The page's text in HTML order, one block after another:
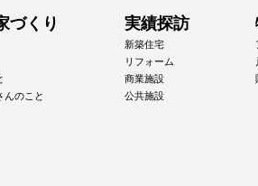
づくり 実績探訪